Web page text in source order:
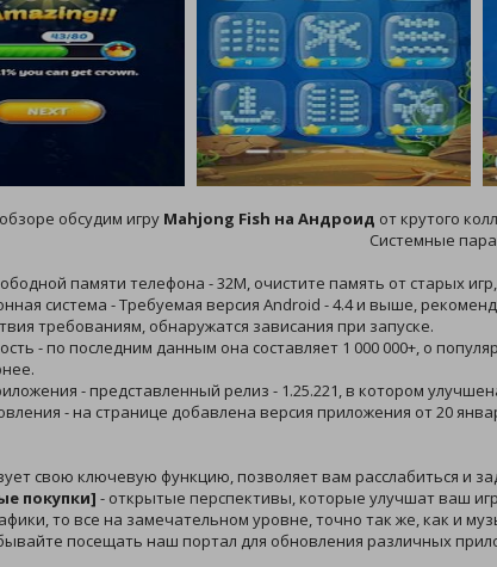
обсудим игру Mahjong Fish на Андроид от крутого
Системные
памяти телефона - 32M, очистите память от старых
система - Требуемая версия Android - 4.4 и выше,
требованиям, обнаружатся зависания при запуске.
- по последним данным она составляет 1 000 000+, о
- представленный релиз - 1.25.221, в котором
- на странице добавлена версия приложения от 20
свою ключевую функцию, позволяет вам расслабиться и
покупки] - открытые перспективы, которые улучшат ваш
то все на замечательном уровне, точно так же, как и
посещать наш портал для обновления различных